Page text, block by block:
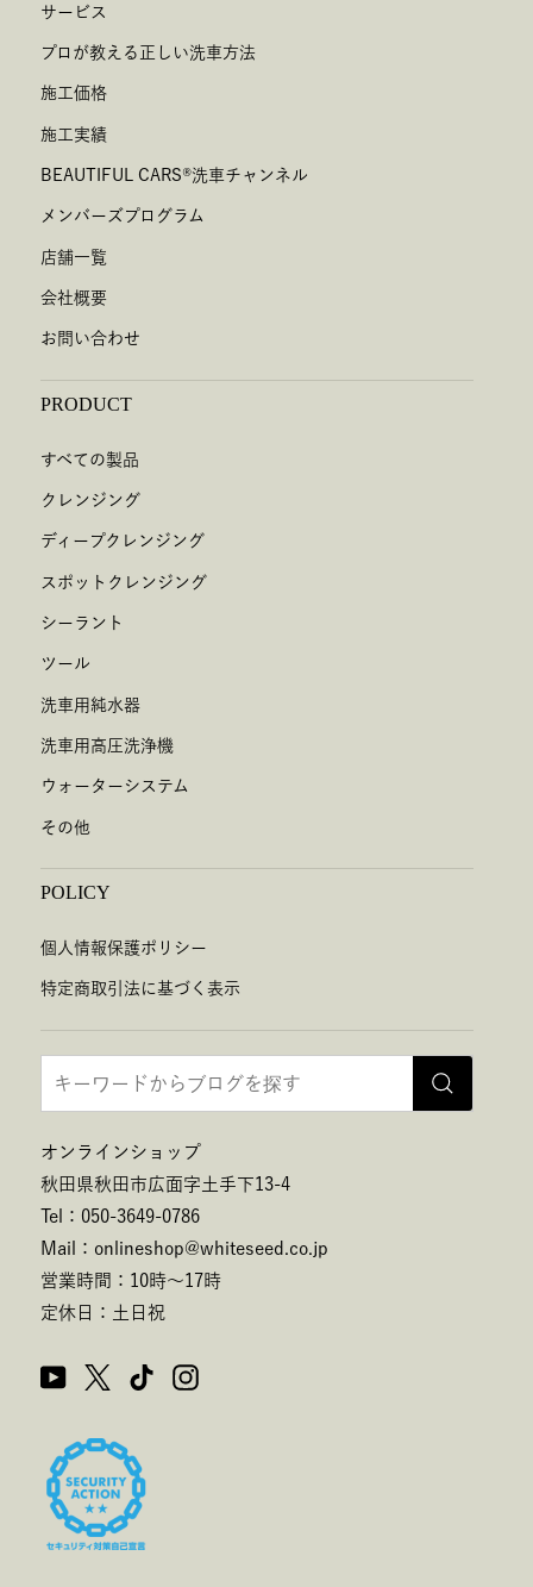
サービス
プロが教える正しい洗車方法
施工価格
施工実績
BEAUTIFUL CARS®洗車チャンネル
メンバーズプログラム
店舗一覧
会社概要
お問い合わせ
PRODUCT
すべての製品
クレンジング
ディープクレンジング
スポットクレンジング
シーラント
ツール
洗車用純水器
洗車用高圧洗浄機
ウォーターシステム
その他
POLICY
個人情報保護ポリシー
特定商取引法に基づく表示
オンラインショップ
秋田県秋田市広面字土手下13-4
Tel：050-3649-0786
Mail：onlineshop@whiteseed.co.jp
営業時間：10時～17時
定休日：土日祝